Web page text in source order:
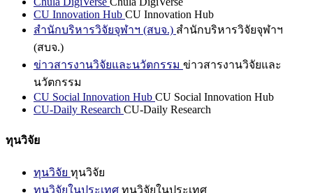
CU Innovation Hub CU Innovation Hub
สำนักบริหารวิจัยจุฬาฯ (สบจ.) สำนักบริหารวิจัยจุฬาฯ
(สบจ.)
ข่าวสารงานวิจัยและนวัตกรรม ข่าวสารงานวิจัยและ
นวัตกรรม
CU Social Innovation Hub CU Social Innovation Hub
CU-Daily Research CU-Daily Research
ทุนวิจัย
ทุนวิจัย ทุนวิจัย
ทุนวิจัยในประเทศ ทุนวิจัยในประเทศ